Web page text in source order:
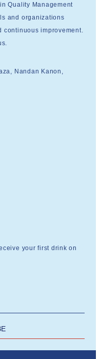
Quality Management
and organizations
continuous improvement.
Nandan Kanon,
your first drink on